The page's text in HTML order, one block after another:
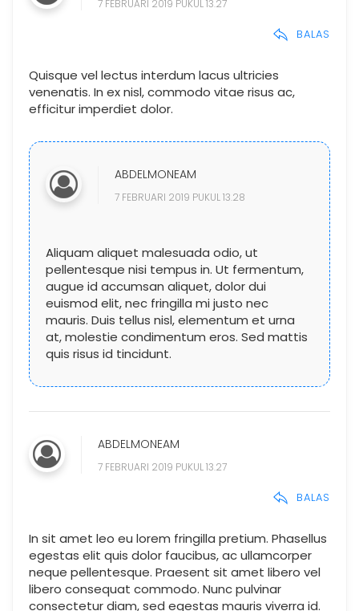
7 FEBRUARI 2019 PUKUL 13.27
BALAS
Quisque vel lectus interdum lacus ultricies
venenatis. In ex nisl, commodo vitae risus ac,
efficitur imperdiet dolor.
ABDELMONEAM
7 FEBRUARI 2019 PUKUL 13.28
Aliquam aliquet malesuada odio, ut
pellentesque nisi tempus in. Ut fermentum,
augue id accumsan aliquet, dolor dui
euismod elit, nec fringilla mi justo nec
mauris. Duis tellus nisl, elementum et urna
at, molestie condimentum eros. Sed mattis
quis risus id tincidunt.
ABDELMONEAM
7 FEBRUARI 2019 PUKUL 13.27
BALAS
In sit amet leo eu lorem fringilla pretium. Phasellus
egestas elit quis dolor faucibus, ac ullamcorper
neque pellentesque. Praesent sit amet libero vel
libero consequat commodo. Nunc pulvinar
consectetur diam, sed egestas mauris viverra id.